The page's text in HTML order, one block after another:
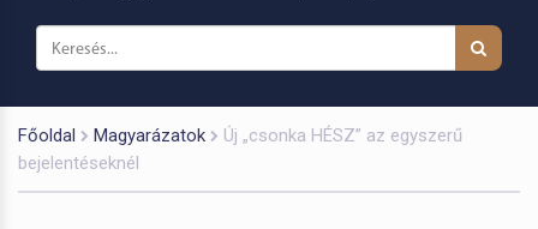
Főoldal Magyarázatok
Új „csonka HÉSZ” az egyszerű
bejelentéseknél